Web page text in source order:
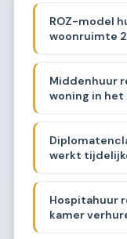
ROZ-model
woonruimte
Middenhuur
woning in
werkt
Hospitahuur
kamer